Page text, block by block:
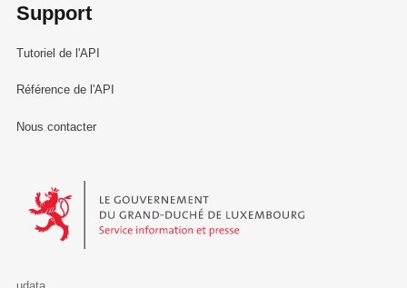
Support
Tutoriel de l'API
Référence de l'API
Nous contacter
Le Gouvernement du Grand-Duché de Luxembourg - Service